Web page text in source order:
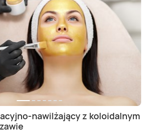
nawilżający z koloidalnym